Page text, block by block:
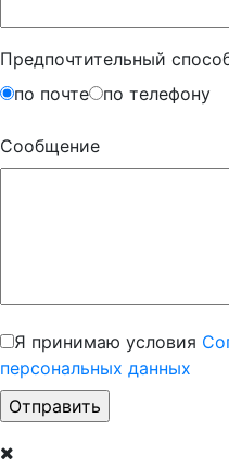
Предпочтительный
по почте
по телефону
Сообщение
Я принимаю условия
персональных данных